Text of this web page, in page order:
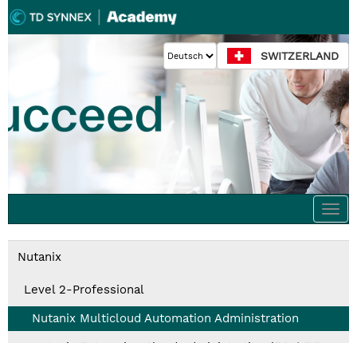
SWITZERLAND
Nutanix
Level 2-Professional
Nutanix Multicloud Automation Administration